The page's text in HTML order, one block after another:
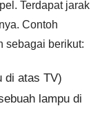
Terdapat jarak
Contoh
sebagai berikut:
di atas TV)
lampu di